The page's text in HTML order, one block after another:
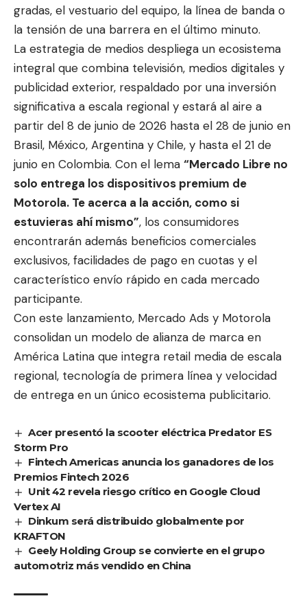
gradas, el vestuario del equipo, la línea de banda o
la tensión de una barrera en el último minuto.
La estrategia de medios despliega un ecosistema
integral que combina televisión, medios digitales y
publicidad exterior, respaldado por una inversión
significativa a escala regional y estará al aire a
partir del 8 de junio de 2026 hasta el 28 de junio en
Brasil, México, Argentina y Chile, y hasta el 21 de
junio en Colombia. Con el lema “Mercado Libre no
solo entrega los dispositivos premium de
Motorola. Te acerca a la acción, como si
estuvieras ahí mismo”, los consumidores
encontrarán además beneficios comerciales
exclusivos, facilidades de pago en cuotas y el
característico envío rápido en cada mercado
participante.
Con este lanzamiento, Mercado Ads y Motorola
consolidan un modelo de alianza de marca en
América Latina que integra retail media de escala
regional, tecnología de primera línea y velocidad
de entrega en un único ecosistema publicitario.
Acer presentó la scooter eléctrica Predator ES
Storm Pro
Fintech Americas anuncia los ganadores de los
Premios Fintech 2026
Unit 42 revela riesgo crítico en Google Cloud
Vertex AI
Dinkum será distribuido globalmente por
KRAFTON
Geely Holding Group se convierte en el grupo
automotriz más vendido en China